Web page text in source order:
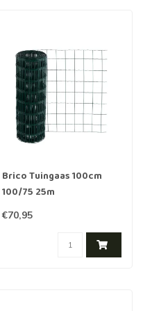
Brico Tuingaas 100cm
100/75 25m
€70,95